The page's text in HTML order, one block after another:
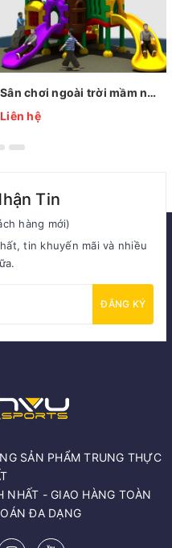
Sân chơi ngoài trời mầm non KP-QS002
Liên hệ
Tin
hàng mới)
tin khuyến mãi và nhiều
ĐĂNG KÝ
SẢN PHẨM TRUNG THỰC
NHẤT - GIAO HÀNG TOÀN
ĐA DẠNG